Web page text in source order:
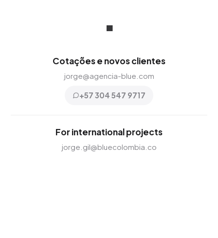
.
Cotações e novos clientes
jorge@agencia-blue.com
+57 304 547 9717
For international projects
jorge.gil@bluecolombia.co